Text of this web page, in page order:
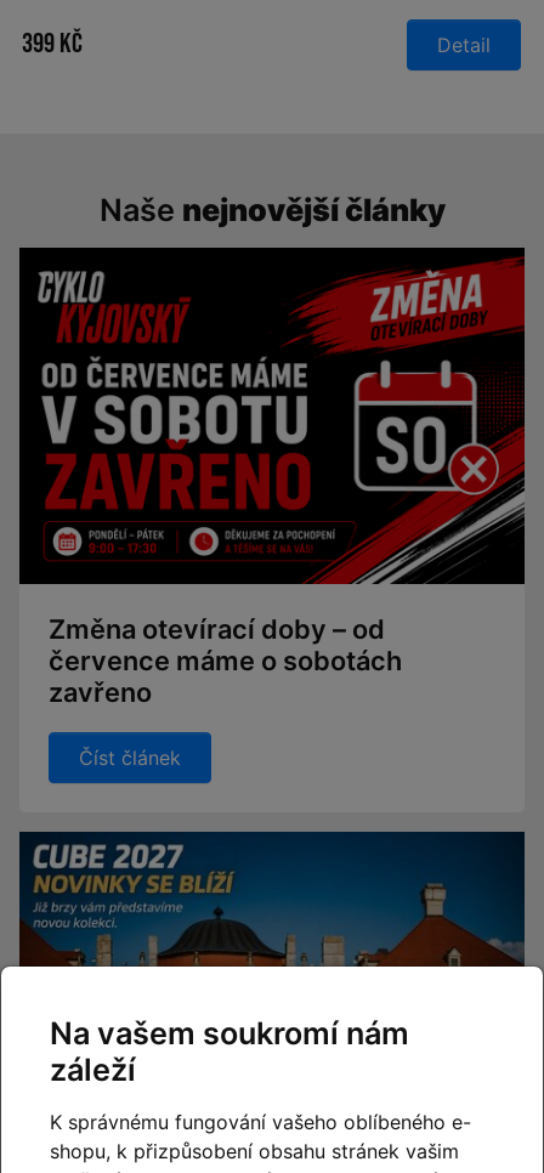
399 Kč Detail
Naše nejnovější články
Změna otevírací doby – od
července máme o sobotách
zavřeno
Číst článek
Na vašem soukromí nám
záleží
K správnému fungování vašeho oblíbeného e-
shopu, k přizpůsobení obsahu stránek vašim